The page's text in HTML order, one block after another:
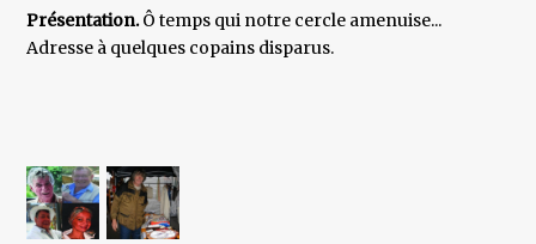
Présentation.Ô temps qui notre cercle amenuise...
Adresse à quelques copains disparus.